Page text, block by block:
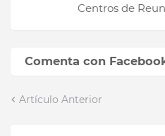
Centros de
Comenta con
Artículo Anterior